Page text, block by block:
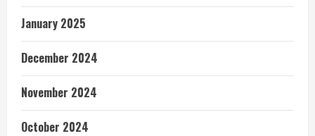
January 2025
December 2024
November 2024
October 2024